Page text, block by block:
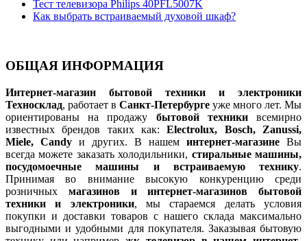
Тест телевизора Philips 40PFL5007K
Как выбрать встраиваемый духовой шкаф?
ОБЩАЯ ИНФОРМАЦИЯ
Интернет-магазин бытовой техники и электроники
Техносклад, работает в Санкт-Петербурге уже много лет. Мы
ориентированы на продажу бытовой техникивсемирно
известных брендов таких как:Electrolux, Bosch, Zanussi,
Miele, Candy и других. В нашем интернет-магазине Вы
всегда можете заказать холодильники, стиральные машины,
посудомоечные машины и встраиваемую технику.
Принимая во внимание высокую конкуренцию среди
розничных магазинов и интернет-магазинов бытовой
техники и электроники, мы стараемся делать условия
покупки и доставки товаров с нашего склада максимально
выгодными и удобными для покупателя. Заказывая бытовую